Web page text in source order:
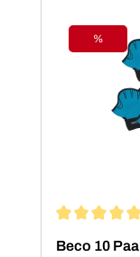
Rabatt
%
Beco 10